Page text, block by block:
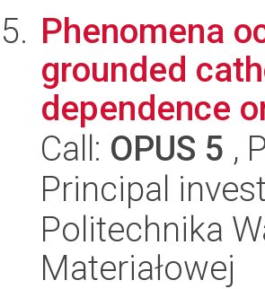
Phenomena
grounded
dependence
Call: OPUS 5 ,
Principal
Politechnika
Materiałowej